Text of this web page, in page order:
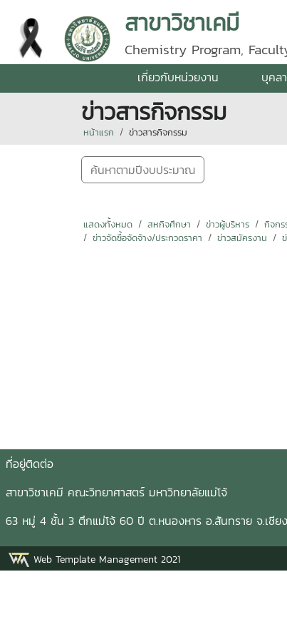
สาขาวิชาเคมี
Chemistry Program,
เกี่ยวกับหน่วยงาน บุคล
ข่าวสารกิจกรรม
หน้าแรก ข่าวสารกิจกรรม
ค้นหาตามปีงบประมาณ
แสดงทั้งหมด สหกิจศึกษา ข่าวผู้บริหาร กิจกร
ข่าวจัดซื้อจัดจ้าง/ประกวดราคา
ข่าวสมัครงาน
ที่อยู่ติดต่อ ติด
สาขาวิชาเคมี คณะวิทยาศาสตร์ มหาวิทยาลั
63 หมู่ 4 ชั้น 3 ตึกแม่โจ้ 60 ปี ต.หนองหาร อ.สันทรา
Web Template Management 2021